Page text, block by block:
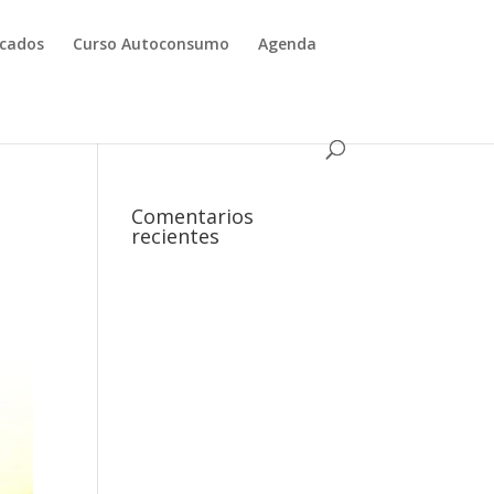
Curso Autoconsumo Agenda
Comentarios
recientes